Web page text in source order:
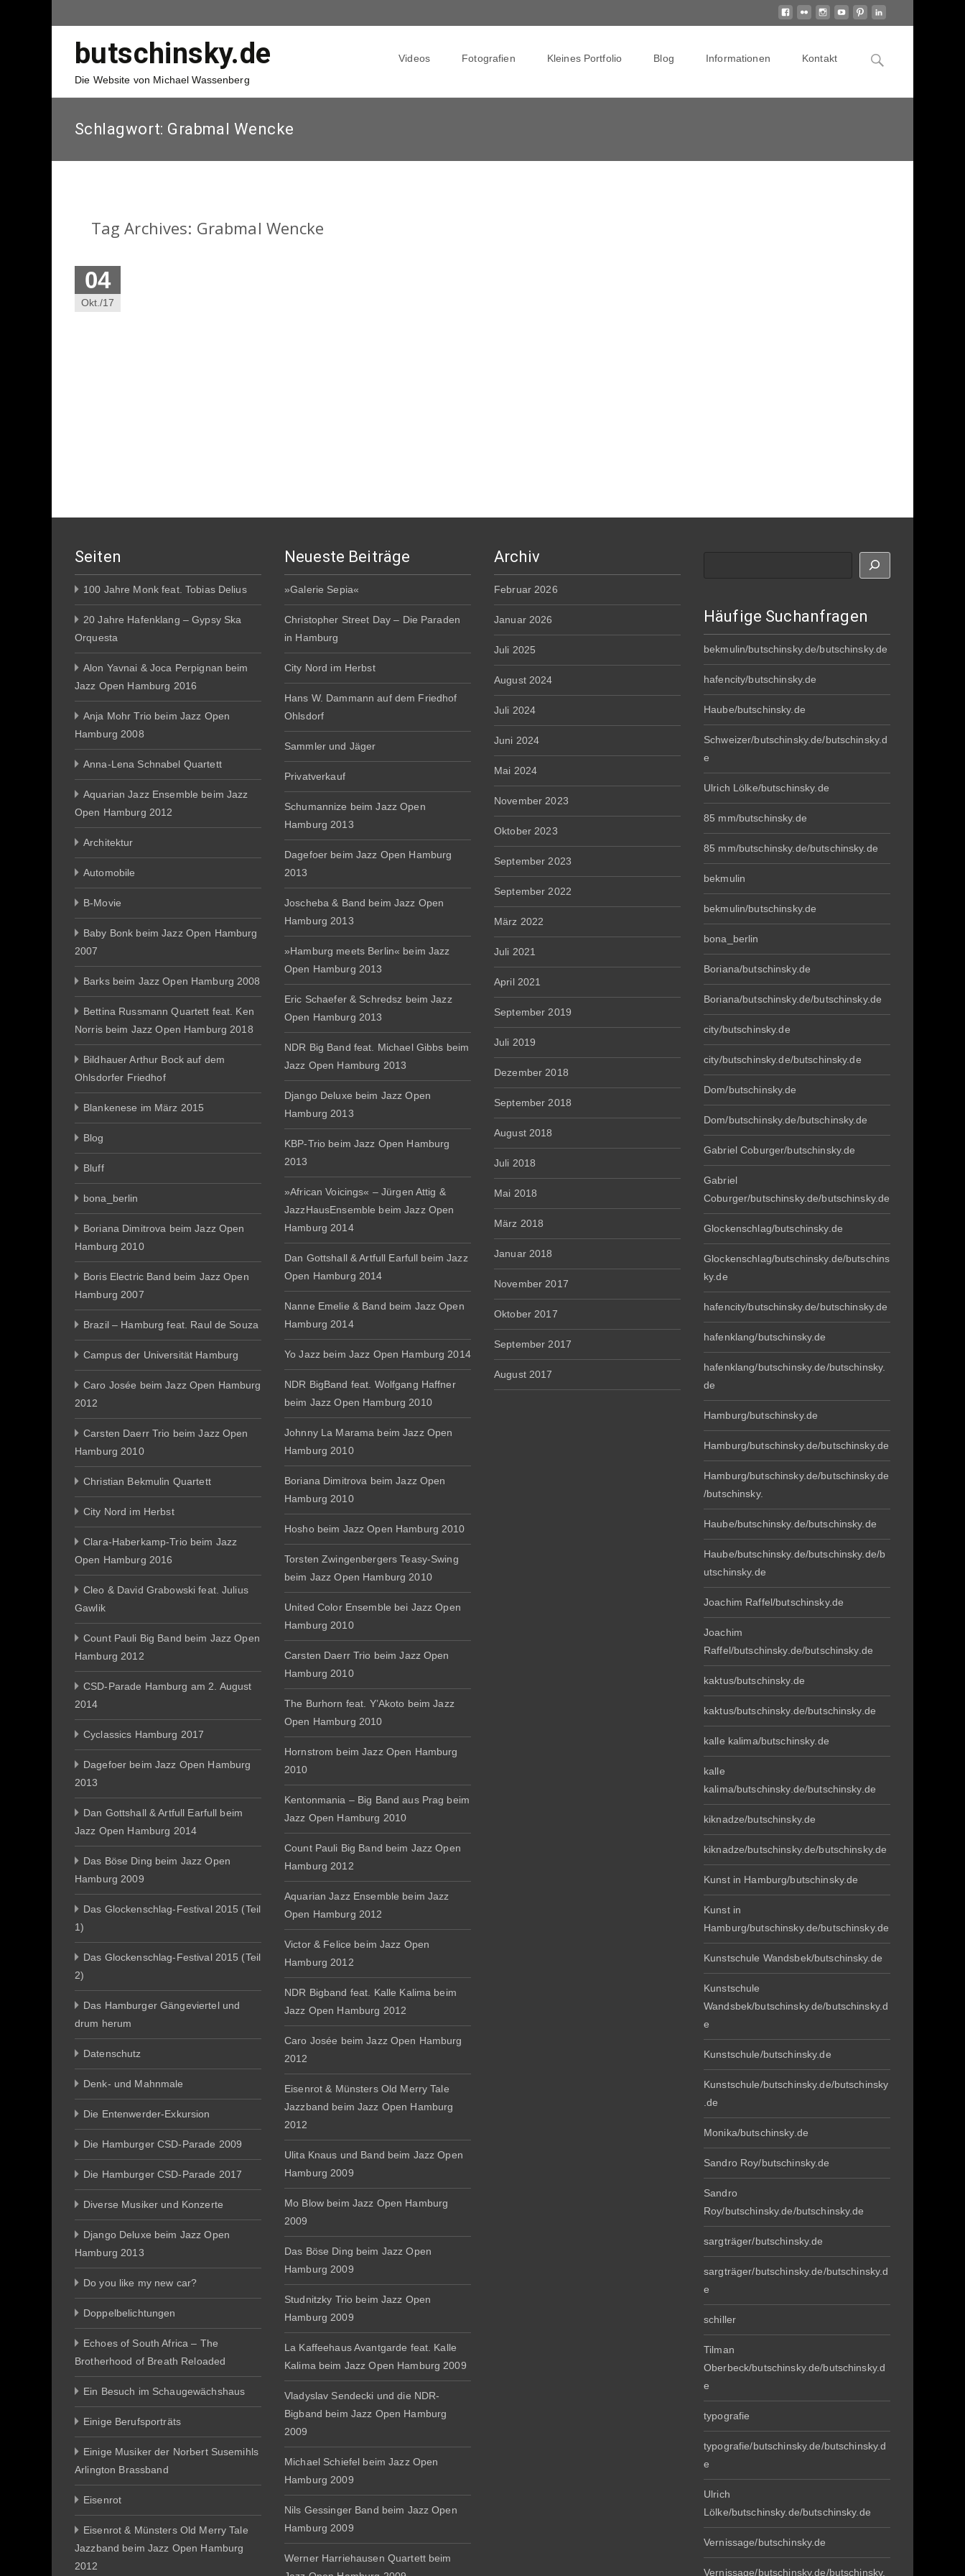
butschinsky.de
Die Website von Michael Wassenberg
Videos Fotografien Kleines Portfolio Blog Informationen Kontakt
Search
Schlagwort: Grabmal Wencke
Tag Archives: Grabmal Wencke
04
Okt./17
Seiten
100 Jahre Monk feat. Tobias Delius
20 Jahre Hafenklang – Gypsy Ska
Orquesta
Alon Yavnai & Joca Perpignan beim
Jazz Open Hamburg 2016
Anja Mohr Trio beim Jazz Open
Hamburg 2008
Anna-Lena Schnabel Quartett
Aquarian Jazz Ensemble beim Jazz
Open Hamburg 2012
Architektur
Automobile
B-Movie
Baby Bonk beim Jazz Open Hamburg
2007
Barks beim Jazz Open Hamburg 2008
Bettina Russmann Quartett feat. Ken
Norris beim Jazz Open Hamburg 2018
Bildhauer Arthur Bock auf dem
Ohlsdorfer Friedhof
Blankenese im März 2015
Blog
Bluff
bona_berlin
Boriana Dimitrova beim Jazz Open
Hamburg 2010
Boris Electric Band beim Jazz Open
Hamburg 2007
Brazil – Hamburg feat. Raul de Souza
Campus der Universität Hamburg
Caro Josée beim Jazz Open Hamburg
2012
Carsten Daerr Trio beim Jazz Open
Hamburg 2010
Christian Bekmulin Quartett
City Nord im Herbst
Clara-Haberkamp-Trio beim Jazz
Open Hamburg 2016
Cleo & David Grabowski feat. Julius
Gawlik
Count Pauli Big Band beim Jazz Open
Hamburg 2012
CSD-Parade Hamburg am 2. August
2014
Cyclassics Hamburg 2017
Dagefoer beim Jazz Open Hamburg
2013
Dan Gottshall & Artfull Earfull beim
Jazz Open Hamburg 2014
Das Böse Ding beim Jazz Open
Hamburg 2009
Das Glockenschlag-Festival 2015 (Teil
1)
Das Glockenschlag-Festival 2015 (Teil
2)
Das Hamburger Gängeviertel und
drum herum
Datenschutz
Denk- und Mahnmale
Die Entenwerder-Exkursion
Die Hamburger CSD-Parade 2009
Die Hamburger CSD-Parade 2017
Diverse Musiker und Konzerte
Django Deluxe beim Jazz Open
Hamburg 2013
Do you like my new car?
Doppelbelichtungen
Echoes of South Africa – The
Brotherhood of Breath Reloaded
Ein Besuch im Schaugewächshaus
Einige Berufsporträts
Einige Musiker der Norbert Susemihls
Arlington Brassband
Eisenrot
Eisenrot & Münsters Old Merry Tale
Jazzband beim Jazz Open Hamburg
2012
Neueste Beiträge
»Galerie Sepia«
Christopher Street Day – Die Paraden
in Hamburg
City Nord im Herbst
Hans W. Dammann auf dem Friedhof
Ohlsdorf
Sammler und Jäger
Privatverkauf
Schumannize beim Jazz Open
Hamburg 2013
Dagefoer beim Jazz Open Hamburg
2013
Joscheba & Band beim Jazz Open
Hamburg 2013
»Hamburg meets Berlin« beim Jazz
Open Hamburg 2013
Eric Schaefer & Schredsz beim Jazz
Open Hamburg 2013
NDR Big Band feat. Michael Gibbs beim
Jazz Open Hamburg 2013
Django Deluxe beim Jazz Open
Hamburg 2013
KBP-Trio beim Jazz Open Hamburg
2013
»African Voicings« – Jürgen Attig &
JazzHausEnsemble beim Jazz Open
Hamburg 2014
Dan Gottshall & Artfull Earfull beim Jazz
Open Hamburg 2014
Nanne Emelie & Band beim Jazz Open
Hamburg 2014
Yo Jazz beim Jazz Open Hamburg 2014
NDR BigBand feat. Wolfgang Haffner
beim Jazz Open Hamburg 2010
Johnny La Marama beim Jazz Open
Hamburg 2010
Boriana Dimitrova beim Jazz Open
Hamburg 2010
Hosho beim Jazz Open Hamburg 2010
Torsten Zwingenbergers Teasy-Swing
beim Jazz Open Hamburg 2010
United Color Ensemble bei Jazz Open
Hamburg 2010
Carsten Daerr Trio beim Jazz Open
Hamburg 2010
The Burhorn feat. Y’Akoto beim Jazz
Open Hamburg 2010
Hornstrom beim Jazz Open Hamburg
2010
Kentonmania – Big Band aus Prag beim
Jazz Open Hamburg 2010
Count Pauli Big Band beim Jazz Open
Hamburg 2012
Aquarian Jazz Ensemble beim Jazz
Open Hamburg 2012
Victor & Felice beim Jazz Open
Hamburg 2012
NDR Bigband feat. Kalle Kalima beim
Jazz Open Hamburg 2012
Caro Josée beim Jazz Open Hamburg
2012
Eisenrot & Münsters Old Merry Tale
Jazzband beim Jazz Open Hamburg
2012
Ulita Knaus und Band beim Jazz Open
Hamburg 2009
Mo Blow beim Jazz Open Hamburg
2009
Das Böse Ding beim Jazz Open
Hamburg 2009
Studnitzky Trio beim Jazz Open
Hamburg 2009
La Kaffeehaus Avantgarde feat. Kalle
Kalima beim Jazz Open Hamburg 2009
Vladyslav Sendecki und die NDR-
Bigband beim Jazz Open Hamburg
2009
Michael Schiefel beim Jazz Open
Hamburg 2009
Nils Gessinger Band beim Jazz Open
Hamburg 2009
Werner Harriehausen Quartett beim
Archiv
Februar 2026
Januar 2026
Juli 2025
August 2024
Juli 2024
Juni 2024
Mai 2024
November 2023
Oktober 2023
September 2023
September 2022
März 2022
Juli 2021
April 2021
September 2019
Juli 2019
Dezember 2018
September 2018
August 2018
Juli 2018
Mai 2018
März 2018
Januar 2018
November 2017
Oktober 2017
September 2017
August 2017
Häufige Suchanfragen
bekmulin/butschinsky.de/butschinsky.de
hafencity/butschinsky.de
Haube/butschinsky.de
Schweizer/butschinsky.de/butschinsky.d
e
Ulrich Lölke/butschinsky.de
85 mm/butschinsky.de
85 mm/butschinsky.de/butschinsky.de
bekmulin
bekmulin/butschinsky.de
bona_berlin
Boriana/butschinsky.de
Boriana/butschinsky.de/butschinsky.de
city/butschinsky.de
city/butschinsky.de/butschinsky.de
Dom/butschinsky.de
Dom/butschinsky.de/butschinsky.de
Gabriel Coburger/butschinsky.de
Gabriel
Coburger/butschinsky.de/butschinsky.de
Glockenschlag/butschinsky.de
Glockenschlag/butschinsky.de/butschins
ky.de
hafencity/butschinsky.de/butschinsky.de
hafenklang/butschinsky.de
hafenklang/butschinsky.de/butschinsky.
de
Hamburg/butschinsky.de
Hamburg/butschinsky.de/butschinsky.de
Hamburg/butschinsky.de/butschinsky.de
/butschinsky.
Haube/butschinsky.de/butschinsky.de
Haube/butschinsky.de/butschinsky.de/b
utschinsky.de
Joachim Raffel/butschinsky.de
Joachim
Raffel/butschinsky.de/butschinsky.de
kaktus/butschinsky.de
kaktus/butschinsky.de/butschinsky.de
kalle kalima/butschinsky.de
kalle
kalima/butschinsky.de/butschinsky.de
kiknadze/butschinsky.de
kiknadze/butschinsky.de/butschinsky.de
Kunst in Hamburg/butschinsky.de
Kunst in
Hamburg/butschinsky.de/butschinsky.de
Kunstschule Wandsbek/butschinsky.de
Kunstschule
Wandsbek/butschinsky.de/butschinsky.d
e
Kunstschule/butschinsky.de
Kunstschule/butschinsky.de/butschinsky
.de
Monika/butschinsky.de
Sandro Roy/butschinsky.de
Sandro
Roy/butschinsky.de/butschinsky.de
sargträger/butschinsky.de
sargträger/butschinsky.de/butschinsky.d
e
schiller
Tilman
Oberbeck/butschinsky.de/butschinsky.d
e
typografie
typografie/butschinsky.de/butschinsky.d
e
Ulrich
Lölke/butschinsky.de/butschinsky.de
Vernissage/butschinsky.de
Vernissage/butschinsky.de/butschinsky.